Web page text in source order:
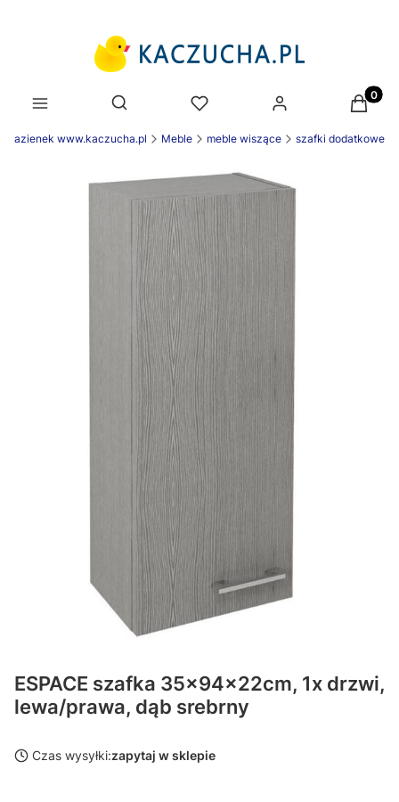
Otwórz wyszukiwarkę
łazienek www.kaczucha.pl Meble meble wiszące szafki dodatkowe
ESPACE szafka 35x94x22cm, 1x drzwi,
lewa/prawa, dąb srebrny
Czas wysyłki:zapytaj w sklepie